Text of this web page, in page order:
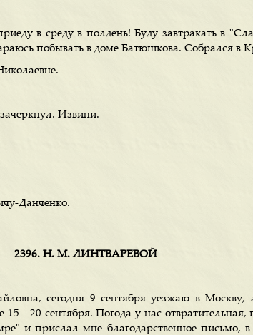
в среду в полдень! Буду завтракать в
побывать в доме Батюшкова. Собрался в
Извини.
Данченко.
2396. H. M. ЛИНТВАРЕВОЙ
сегодня 9 сентября уезжаю в Москву,
сентября. Погода у нас отвратительная,
и прислал мне благодарственное письмо,